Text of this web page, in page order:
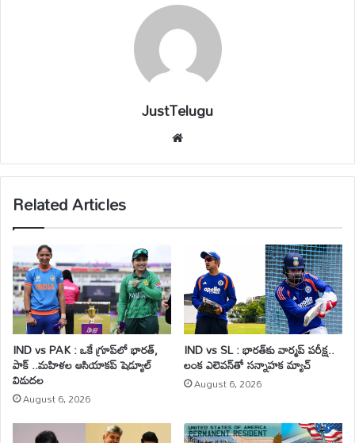
JustTelugu
bsi
te
Related Articles
IND vs PAK : ఒకే గ్రూప్‌లో భారత్,
పాక్ ..మహిళల ఆసియాకప్ షెడ్యూల్
విడుదల
August 6, 2026
IND vs SL : భారత్‌కు వార్మప్ పరీక్ష..
లంక ఎలెవన్‌తో సన్నాహక మ్యాచ్
August 6, 2026